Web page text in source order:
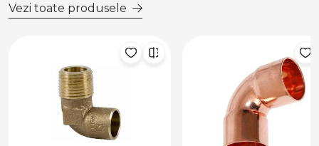
Vezi toate produsele